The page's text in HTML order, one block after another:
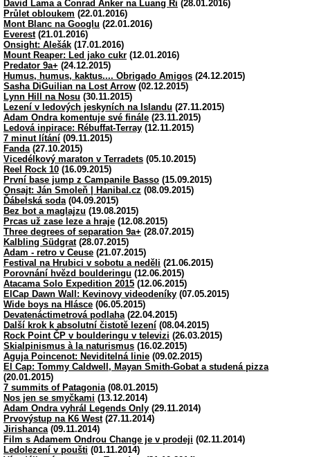
David Lama a Conrad Anker na Luang Ri (28.01.2016)
Průlet obloukem (22.01.2016)
Mont Blanc na Googlu (22.01.2016)
Everest(21.01.2016)
Onsight: Alešák (17.01.2016)
Mount Reaper: Led jako cukr (12.01.2016)
Predator 9a+ (24.12.2015)
Humus, humus, kaktus.... Obrigado Amigos (24.12.2015)
Sasha DiGuilian na Lost Arrow (02.12.2015)
Lynn Hill na Nosu (30.11.2015)
Lezení v ledových jeskyních na Islandu (27.11.2015)
Adam Ondra komentuje své finále (23.11.2015)
Ledová inpirace: Rébuffat-Terray (12.11.2015)
7 minut lítání (09.11.2015)
Fanda(27.10.2015)
Vicedélkový maraton v Terradets (05.10.2015)
Reel Rock 10 (16.09.2015)
První base jump z Campanile Basso (15.09.2015)
Onsajt: Ján Smoleň | Hanibal.cz (08.09.2015)
Ďábelská soda(04.09.2015)
Bez bot a maglajzu (19.08.2015)
Prcas už zase leze a hraje (12.08.2015)
Three degrees of separation 9a+ (28.07.2015)
Kalbling Südgrat(28.07.2015)
Adam - retro v Ceuse (21.07.2015)
Festival na Hrubici v sobotu a neděli (21.06.2015)
Porovnání hvězd boulderingu (12.06.2015)
Atacama Solo Expedition 2015 (12.06.2015)
ElCap Dawn Wall: Kevinovy videodeníky (07.05.2015)
Wide boys na Hlásce (06.05.2015)
Devatenáctimetrová podlaha(22.04.2015)
Další krok k absolutní čistotě lezení (08.04.2015)
Rock Point ČP v boulderingu v televizi (26.03.2015)
Skialpinismus à la naturismus (16.02.2015)
Aguja Poincenot: Neviditelná linie (09.02.2015)
El Cap: Tommy Caldwell, Mayan Smith-Gobat a studená pizza
(20.01.2015)
7 summits of Patagonia(08.01.2015)
Nos jen se smyčkami (13.12.2014)
Adam Ondra vyhrál Legends Only (29.11.2014)
Prvovýstup na K6 West(27.11.2014)
Jirishanca(09.11.2014)
Film s Adamem Ondrou Change je v prodeji (02.11.2014)
Ledolezení v poušti (01.11.2014)